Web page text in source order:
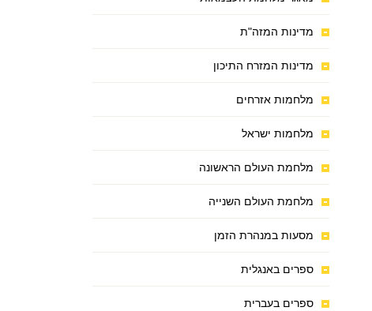
מדינות המזה"ת
מדינות המזרח התיכון
מלחמות אזרחים
מלחמות ישראל
מלחמת העולם הראשונה
מלחמת העולם השנייה
מסעות במנהרת הזמן
ספרים באנגלית
ספרים בעברית